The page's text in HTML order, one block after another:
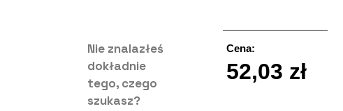
Nie znalazłeś
dokładnie
tego, czego
szukasz?
Cena:
52,03 zł